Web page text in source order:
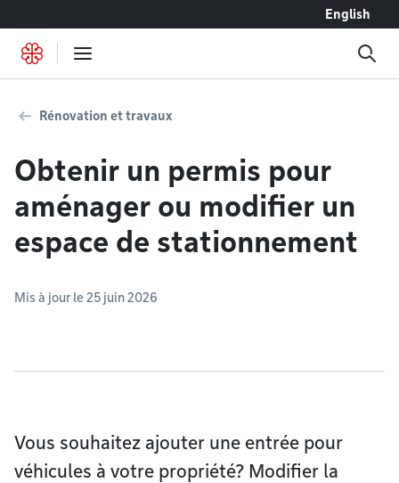
English
Rénovation et travaux
Obtenir un permis pour
aménager ou modifier un
espace de stationnement
Mis à jour le 25 juin 2026
Vous souhaitez ajouter une entrée pour
véhicules à votre propriété? Modifier la